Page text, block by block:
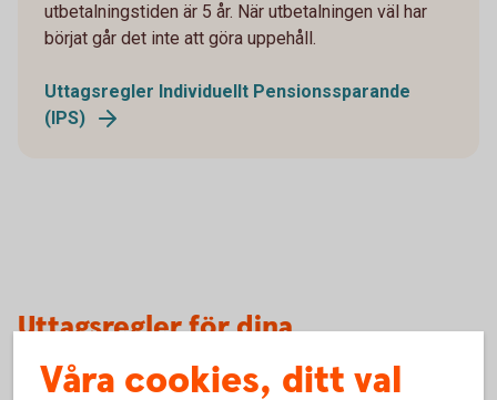
utbetalningstiden är 5 år. När utbetalningen väl har
börjat går det inte att göra uppehåll.
Uttagsregler Individuellt Pensionssparande
(IPS)
Uttagsregler för dina
pensionsutbetalningar
Våra cookies, ditt val